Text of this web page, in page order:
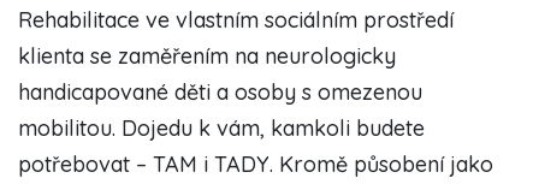
Rehabilitace ve vlastním sociálním prostředí
klienta se zaměřením na neurologicky
handicapované děti a osoby s omezenou
mobilitou. Dojedu k vám, kamkoli budete
potřebovat – TAM i TADY. Kromě působení jako